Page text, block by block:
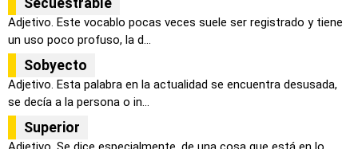
Secuestrable
Adjetivo. Este vocablo pocas veces suele ser registrado y tiene
un uso poco profuso, la d...
Sobyecto
Adjetivo. Esta palabra en la actualidad se encuentra desusada,
se decía a la persona o in...
Superior